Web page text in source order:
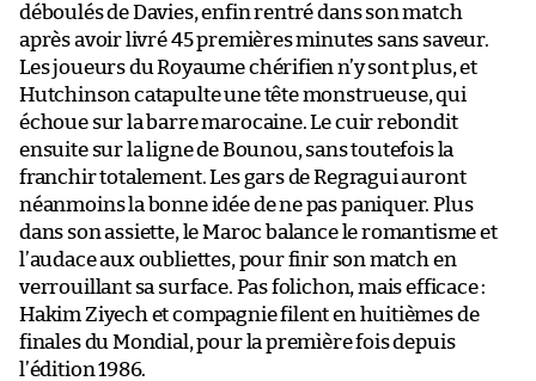
déboulés de Davies, enfin rentré dans son match
après avoir livré 45 premières minutes sans saveur.
Les joueurs du Royaume chérifien n’y sont plus, et
Hutchinson catapulte une tête monstrueuse, qui
échoue sur la barre marocaine. Le cuir rebondit
ensuite sur la ligne de Bounou, sans toutefois la
franchir totalement. Les gars de Regragui auront
néanmoins la bonne idée de ne pas paniquer. Plus
dans son assiette, le Maroc balance le romantisme et
l’audace aux oubliettes, pour finir son match en
verrouillant sa surface. Pas folichon, mais efficace :
Hakim Ziyech et compagnie filent en huitièmes de
finales du Mondial, pour la première fois depuis
l’édition 1986.